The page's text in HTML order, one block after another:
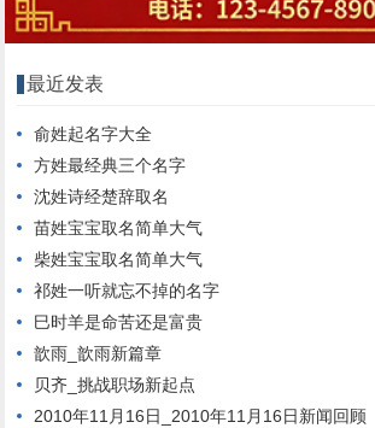
最近发表
俞姓起名字大全
方姓最经典三个名字
沈姓诗经楚辞取名
苗姓宝宝取名简单大气
柴姓宝宝取名简单大气
祁姓一听就忘不掉的名字
巳时羊是命苦还是富贵
歆雨_歆雨新篇章
贝齐_挑战职场新起点
2010年11月16日_2010年11月16日新闻回顾